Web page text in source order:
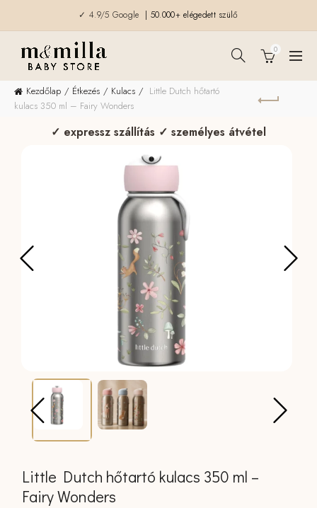
✓ 4.9/5 Google | 50.000+ elégedett szülő
0
Kezdőlap Étkezés Kulacs
Little Dutch hőtartó
kulacs 350 ml – Fairy Wonders
✓ expressz szállítás ✓ személyes átvétel
Little Dutch hőtartó kulacs 350 ml –
Fairy Wonders